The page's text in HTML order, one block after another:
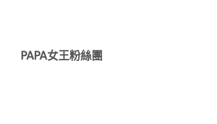
PAPA女王粉絲團